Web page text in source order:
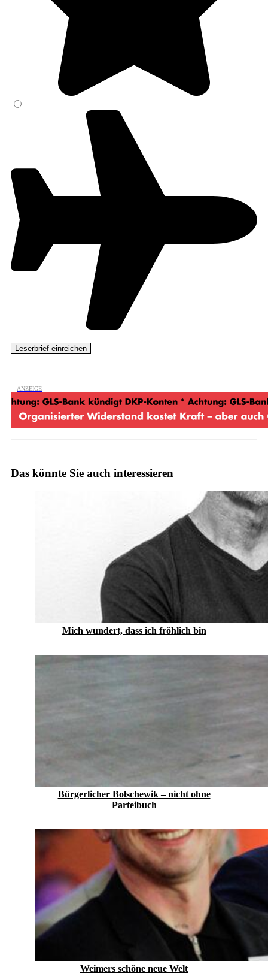
Das könnte Sie auch interessieren
Mich wundert, dass ich fröhlich bin
Bürgerlicher Bolschewik – nicht ohne
Parteibuch
Weimers schöne neue Welt